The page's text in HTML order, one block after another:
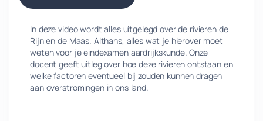
In deze video wordt alles uitgelegd over de rivieren de
Rijn en de Maas. Althans, alles wat je hierover moet
weten voor je eindexamen aardrijkskunde. Onze
docent geeft uitleg over hoe deze rivieren ontstaan en
welke factoren eventueel bij zouden kunnen dragen
aan overstromingen in ons land.